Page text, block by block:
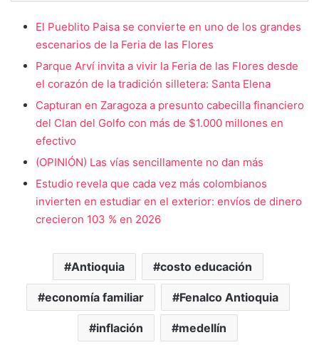
El Pueblito Paisa se convierte en uno de los grandes
escenarios de la Feria de las Flores
Parque Arví invita a vivir la Feria de las Flores desde
el corazón de la tradición silletera: Santa Elena
Capturan en Zaragoza a presunto cabecilla financiero
del Clan del Golfo con más de $1.000 millones en
efectivo
(OPINIÓN) Las vías sencillamente no dan más
Estudio revela que cada vez más colombianos
invierten en estudiar en el exterior: envíos de dinero
crecieron 103 % en 2026
Antioquia costo educación
economía familiar Fenalco Antioquia
inflación medellín